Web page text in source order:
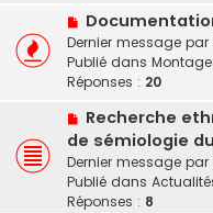
s
s
a
g
e
a
u
m
s
s
a
g
e
N
o
u
v
a
u
m
e
s
Dernier message par
Publié dans
Réponses : 20
N
o
u
v
e
Recherche
de sémiologie
Dernier message par
Publié dans
Réponses : 8